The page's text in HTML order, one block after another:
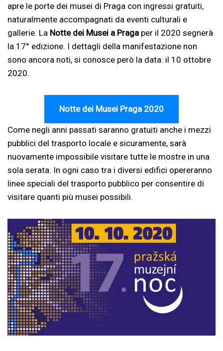
apre le porte dei musei di Praga con ingressi gratuiti,
naturalmente accompagnati da eventi culturali e
gallerie. La Notte dei Musei a Praga per il 2020 segnerà
la 17° edizione. I dettagli della manifestazione non
sono ancora noti, si conosce però la data: il 10 ottobre
2020.
Notte dei Musei Praga 2020
Come negli anni passati saranno gratuiti anche i mezzi
pubblici del trasporto locale e sicuramente, sarà
nuovamente impossibile visitare tutte le mostre in una
sola serata. In ogni caso tra i diversi edifici opereranno
linee speciali del trasporto pubblico per consentire di
visitare quanti più musei possibili.